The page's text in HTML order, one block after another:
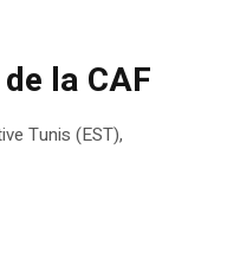
la CAF
Tunis (EST),